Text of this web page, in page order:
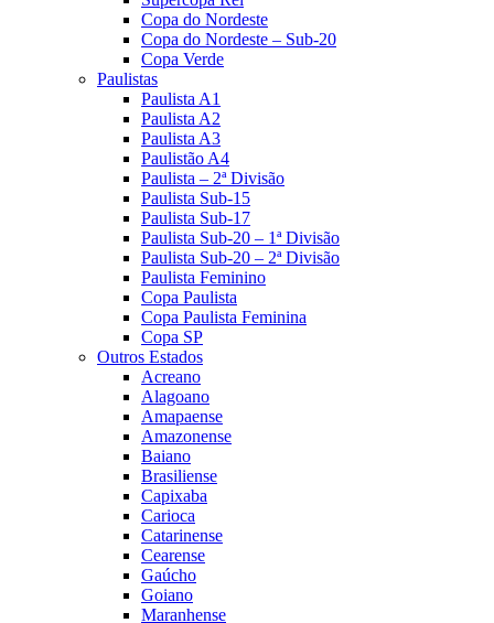
Copa do Nordeste
Copa do Nordeste – Sub-20
Copa Verde
Paulistas
Paulista A1
Paulista A2
Paulista A3
Paulistão A4
Paulista – 2ª Divisão
Paulista Sub-15
Paulista Sub-17
Paulista Sub-20 – 1ª Divisão
Paulista Sub-20 – 2ª Divisão
Paulista Feminino
Copa Paulista
Copa Paulista Feminina
Copa SP
Outros Estados
Acreano
Alagoano
Amapaense
Amazonense
Baiano
Brasiliense
Capixaba
Carioca
Catarinense
Cearense
Gaúcho
Goiano
Maranhense